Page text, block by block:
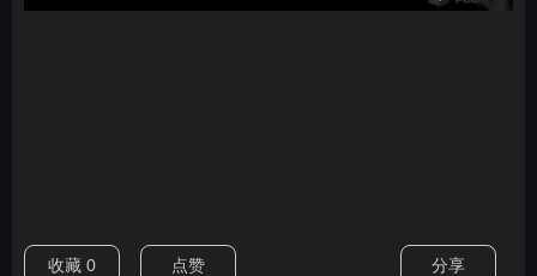
收藏 0 点赞 分享